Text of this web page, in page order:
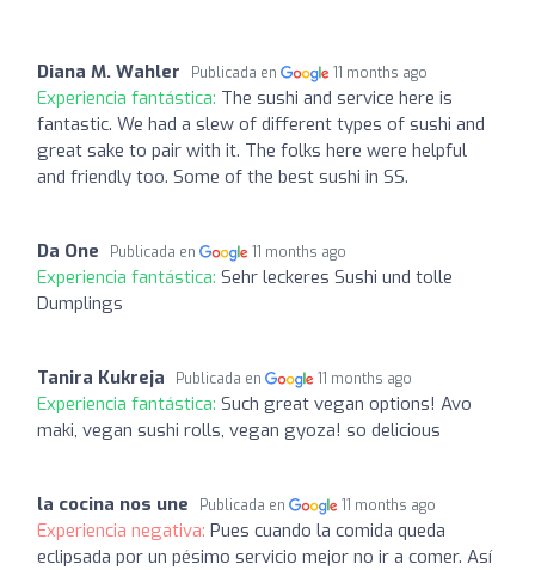
Diana M. Wahler Publicada en 11 months ago
Experiencia fantástica: The sushi and service here is
fantastic. We had a slew of different types of sushi and
great sake to pair with it. The folks here were helpful
and friendly too. Some of the best sushi in SS.
Da One Publicada en 11 months ago
Experiencia fantástica: Sehr leckeres Sushi und tolle
Dumplings
Tanira Kukreja Publicada en 11 months ago
Experiencia fantástica: Such great vegan options! Avo
maki, vegan sushi rolls, vegan gyoza! so delicious
la cocina nos une Publicada en 11 months ago
Experiencia negativa: Pues cuando la comida queda
eclipsada por un pésimo servicio mejor no ir a comer. Así